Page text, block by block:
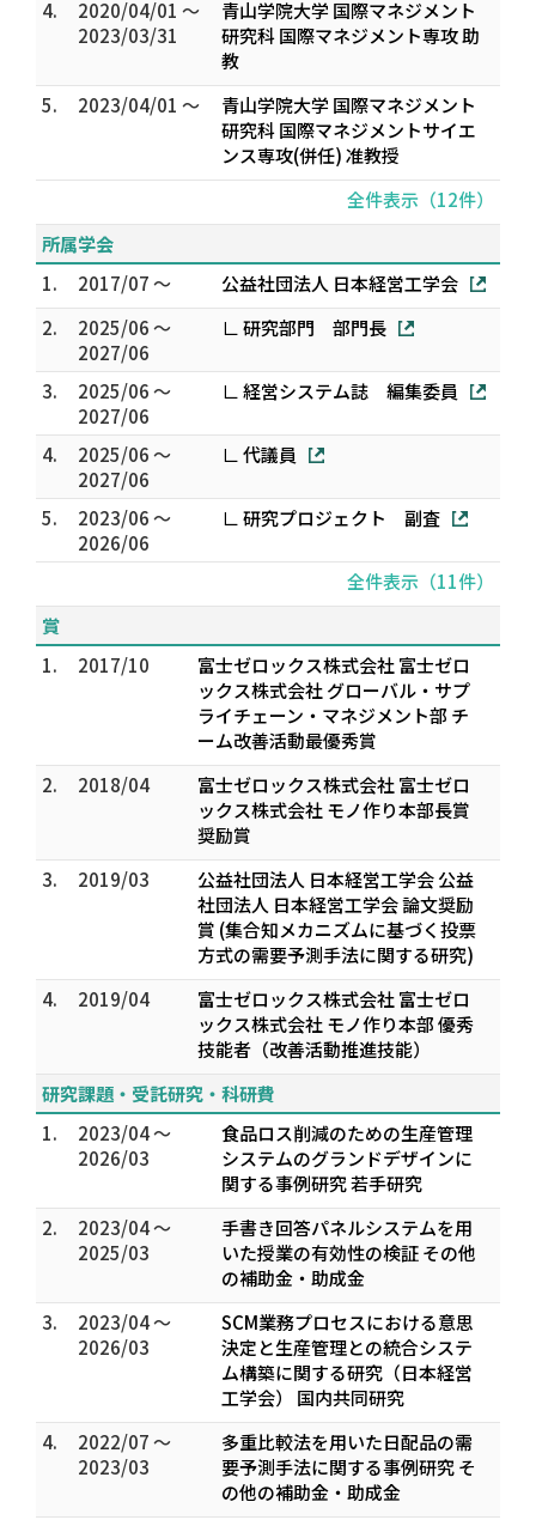
4.
2020/04/01 ～
2023/03/31
青山学院大学 国際マネジメント
研究科 国際マネジメント専攻 助
教
5.
2023/04/01 ～
青山学院大学 国際マネジメント
研究科 国際マネジメントサイエ
ンス専攻(併任) 准教授
全件表示（12件）
所属学会
1.
2017/07 ～
公益社団法人 日本経営工学会
2.
2025/06 ～
2027/06
∟ 研究部門 部門長
3.
2025/06 ～
2027/06
∟ 経営システム誌 編集委員
4.
2025/06 ～
2027/06
∟ 代議員
5.
2023/06 ～
2026/06
∟ 研究プロジェクト 副査
全件表示（11件）
賞
1.
2017/10
富士ゼロックス株式会社 富士ゼロ
ックス株式会社 グローバル・サプ
ライチェーン・マネジメント部 チ
ーム改善活動最優秀賞
2.
2018/04
富士ゼロックス株式会社 富士ゼロ
ックス株式会社 モノ作り本部長賞
奨励賞
3.
2019/03
公益社団法人 日本経営工学会 公益
社団法人 日本経営工学会 論文奨励
賞 (集合知メカニズムに基づく投票
方式の需要予測手法に関する研究)
4.
2019/04
富士ゼロックス株式会社 富士ゼロ
ックス株式会社 モノ作り本部 優秀
技能者（改善活動推進技能）
研究課題・受託研究・科研費
1.
2023/04 ～
2026/03
食品ロス削減のための生産管理
システムのグランドデザインに
関する事例研究 若手研究
2.
2023/04 ～
2025/03
手書き回答パネルシステムを用
いた授業の有効性の検証 その他
の補助金・助成金
3.
2023/04 ～
2026/03
SCM業務プロセスにおける意思
決定と生産管理との統合システ
ム構築に関する研究（日本経営
工学会） 国内共同研究
4.
2022/07 ～
2023/03
多重比較法を用いた日配品の需
要予測手法に関する事例研究 そ
の他の補助金・助成金